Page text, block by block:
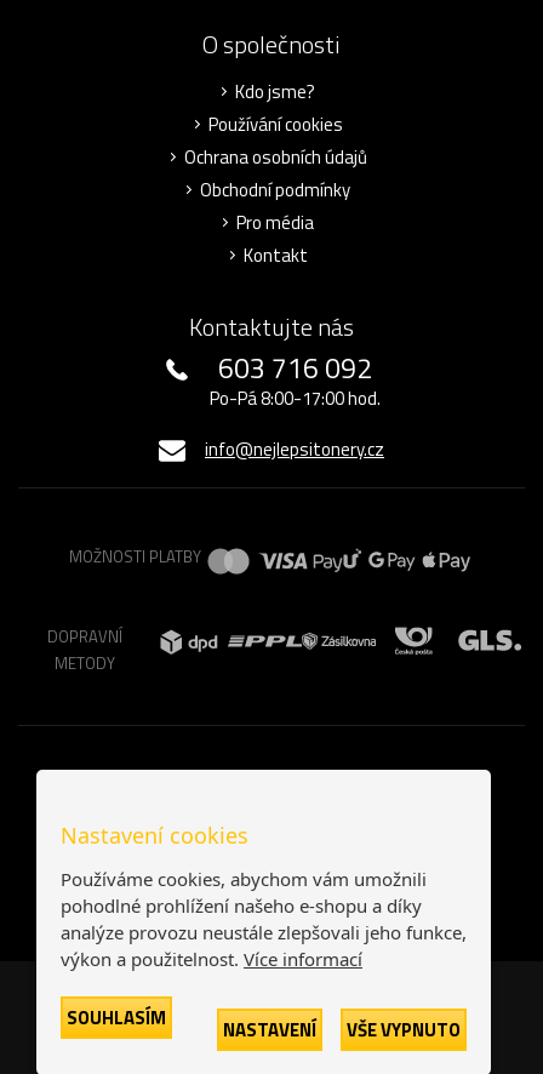
O společnosti
Kdo jsme?
Používání cookies
Ochrana osobních údajů
Obchodní podmínky
Pro média
Kontakt
Kontaktujte nás
603 716 092
Po-Pá 8:00-17:00 hod.
info@nejlepsitonery.cz
MOŽNOSTI PLATBY
DOPRAVNÍ
METODY
Česká republika Slovensko
Nastavení cookies
Používáme cookies, abychom vám umožnili
pohodlné prohlížení našeho e-shopu a díky
analýze provozu neustále zlepšovali jeho funkce,
výkon a použitelnost. Více informací
SOUHLASÍM NASTAVENÍ VŠE VYPNUTO